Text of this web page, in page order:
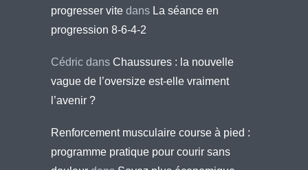
progresser vite dans La séance en
progression 8-6-4-2
Cédric dans Chaussures : la nouvelle
vague de l’oversize est-elle vraiment
l’avenir ?
Renforcement musculaire course à pied :
programme pratique pour courir sans